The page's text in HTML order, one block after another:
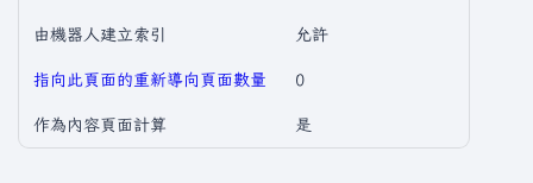
由機器人建立索引 允許
指向此頁面的重新導向頁面數量 0
作為內容頁面計算 是